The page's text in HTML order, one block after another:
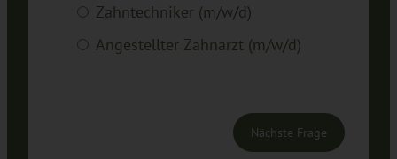
Zahntechniker (m/w/d)
Angestellter Zahnarzt (m/w/d)
Nächste Frage